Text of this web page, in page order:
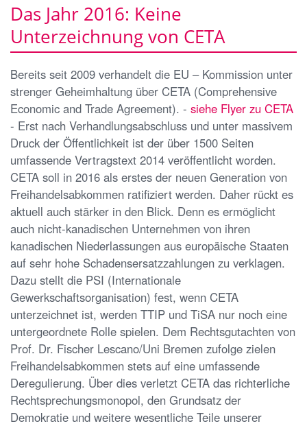
Das Jahr 2016: Keine
Unterzeichnung von CETA
Bereits seit 2009 verhandelt die EU – Kommission unter
strenger Geheimhaltung über CETA (Comprehensive
Economic and Trade Agreement). - siehe Flyer zu CETA
- Erst nach Verhandlungsabschluss und unter massivem
Druck der Öffentlichkeit ist der über 1500 Seiten
umfassende Vertragstext 2014 veröffentlicht worden.
CETA soll in 2016 als erstes der neuen Generation von
Freihandelsabkommen ratifiziert werden. Daher rückt es
aktuell auch stärker in den Blick. Denn es ermöglicht
auch nicht-kanadischen Unternehmen von ihren
kanadischen Niederlassungen aus europäische Staaten
auf sehr hohe Schadensersatzzahlungen zu verklagen.
Dazu stellt die PSI (Internationale
Gewerkschaftsorganisation) fest, wenn CETA
unterzeichnet ist, werden TTIP und TiSA nur noch eine
untergeordnete Rolle spielen. Dem Rechtsgutachten von
Prof. Dr. Fischer Lescano/Uni Bremen zufolge zielen
Freihandelsabkommen stets auf eine umfassende
Deregulierung. Über dies verletzt CETA das richterliche
Rechtsprechungsmonopol, den Grundsatz der
Demokratie und weitere wesentliche Teile unserer